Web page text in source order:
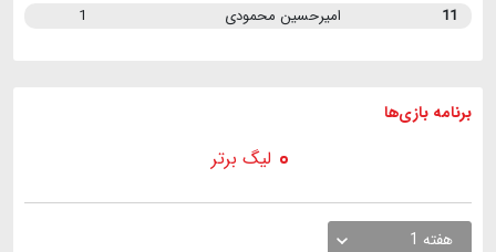
11
امیرحسین محمودی 1
برنامه بازی ها
لیگ برتر
هفته 1